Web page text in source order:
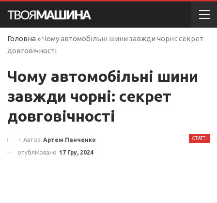
Головна »Чому автомобільні шини завжди чорні: секрет
довговічності
Чому автомобільні шини
завжди чорні: секрет
довговічності
СТАТТІ
Автор Артем Панченко
опубліковано 17 Гру, 2024